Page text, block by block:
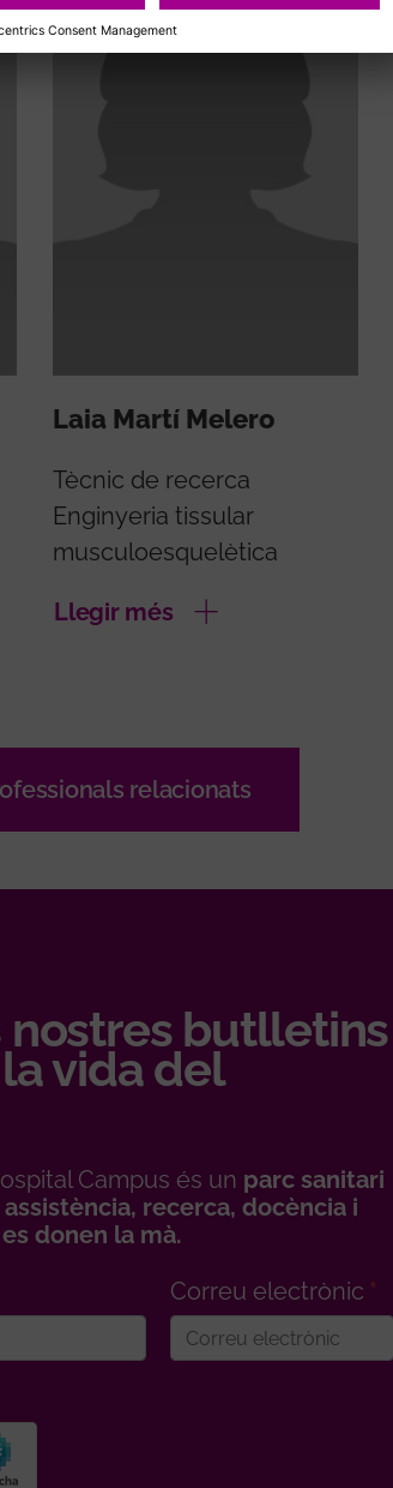
Laia Martí Melero
Tècnic de recerca
Enginyeria tissular
musculoesquelètica
Llegir més
relacionats
butlletins
vida del
Campus és un parc sanitari
recerca, docència i
donen la mà.
Correu electrònic